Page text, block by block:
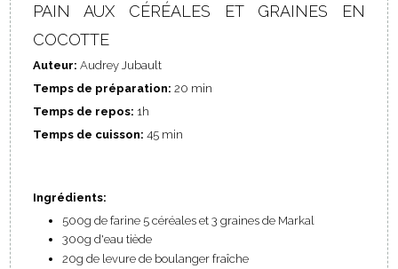
PAIN AUX CÉRÉALES ET GRAINES EN
COCOTTE
Auteur:Audrey Jubault
Temps de préparation:20 min
Temps de repos: 1h
Temps de cuisson:45 min
Ingrédients:
500g de farine 5 céréales et 3 graines de Markal
300g d'eau tiède
20g de levure de boulanger fraîche